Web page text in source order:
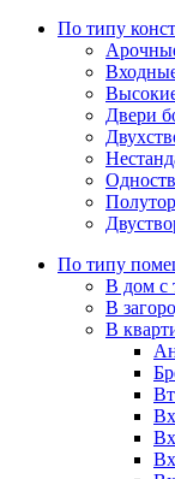
По типу
Двери
По типу
В дом с
В
В